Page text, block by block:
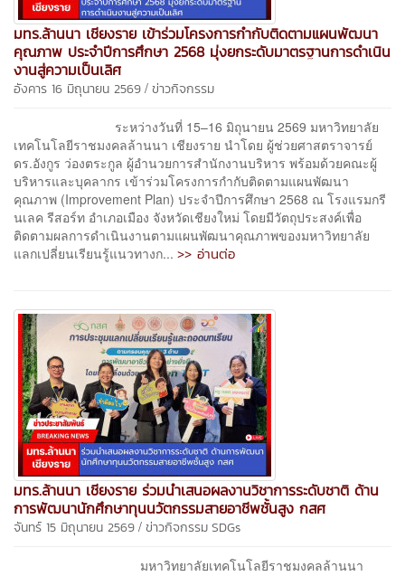
มทร.ล้านนา เชียงราย เข้าร่วมโครงการกำกับติดตามแผนพัฒนา
คุณภาพ ประจำปีการศึกษา 2568 มุ่งยกระดับมาตรฐานการดำเนิน
งานสู่ความเป็นเลิศ
อังคาร 16 มิถุนายน 2569 / ข่าวกิจกรรม
ระหว่างวันที่ 15–16 มิถุนายน 2569 มหาวิทยาลัย
เทคโนโลยีราชมงคลล้านนา เชียงราย นำโดย ผู้ช่วยศาสตราจารย์
ดร.อังกูร ว่องตระกูล ผู้อำนวยการสำนักงานบริหาร พร้อมด้วยคณะผู้
บริหารและบุคลากร เข้าร่วมโครงการกำกับติดตามแผนพัฒนา
คุณภาพ (Improvement Plan) ประจำปีการศึกษา 2568 ณ โรงแรมกรี
นเลค รีสอร์ท อำเภอเมือง จังหวัดเชียงใหม่ โดยมีวัตถุประสงค์เพื่อ
ติดตามผลการดำเนินงานตามแผนพัฒนาคุณภาพของมหาวิทยาลัย
แลกเปลี่ยนเรียนรู้แนวทางก... >> อ่านต่อ
มทร.ล้านนา เชียงราย ร่วมนำเสนอผลงานวิชาการระดับชาติ ด้าน
การพัฒนานักศึกษาทุนนวัตกรรมสายอาชีพชั้นสูง กสศ
จันทร์ 15 มิถุนายน 2569 / ข่าวกิจกรรมSDGs
มหาวิทยาลัยเทคโนโลยีราชมงคลล้านนา